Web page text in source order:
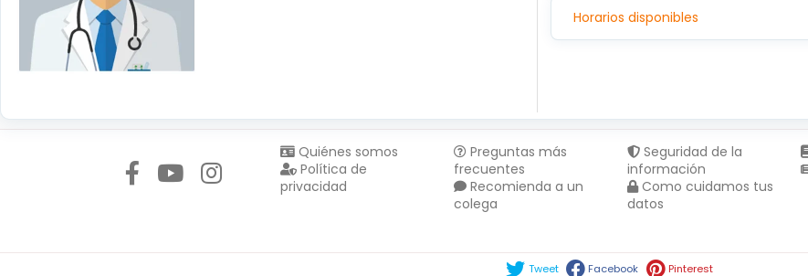
Horarios disponibles
Quiénes somos
Política de
privacidad
Preguntas más
frecuentes
Recomienda a un
colega
Seguridad de la
información
Como cuidamos tus
datos
Tweet Facebook Pinterest